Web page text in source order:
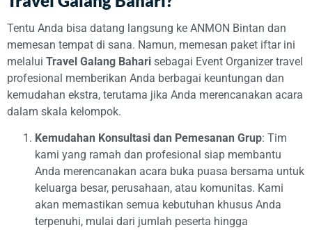
Tentu Anda bisa datang langsung ke ANMON Bintan dan
memesan tempat di sana. Namun, memesan paket iftar ini
melalui Travel Galang Bahari sebagai Event Organizer travel
profesional memberikan Anda berbagai keuntungan dan
kemudahan ekstra, terutama jika Anda merencanakan acara
dalam skala kelompok.
Kemudahan Konsultasi dan Pemesanan Grup: Tim
kami yang ramah dan profesional siap membantu
Anda merencanakan acara buka puasa bersama untuk
keluarga besar, perusahaan, atau komunitas. Kami
akan memastikan semua kebutuhan khusus Anda
terpenuhi, mulai dari jumlah peserta hingga